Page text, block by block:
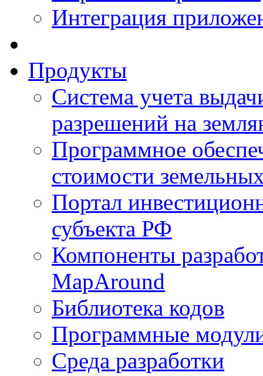
Интеграция
Продукты
Система учета
разрешений на
Программное
стоимости
Портал
субъекта РФ
Компоненты
MapAround
Библиотека кодов
Программные
Среда разработки